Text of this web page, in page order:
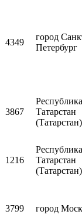
4349
город
Петербург
3867
Республика
Татарстан
(Татарстан)
1216
Республика
Татарстан
(Татарстан)
3799 город